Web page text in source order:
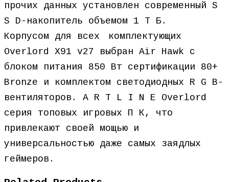
прочих данных установлен современный S
S D-накопитель объемом 1 Т Б.ﾠ
Корпусом для всехﾠкомплектующих
Overlord X91 v27 выбран Air Hawk с
блоком питания 850 Вт сертификации 80+
Bronze и комплектом светодиодных R G B-
вентиляторов. A R T L I N E Overlord
серия топовых игровых П К, что
привлекают своей мощью и
универсальностью даже самых заядлых
геймеров.